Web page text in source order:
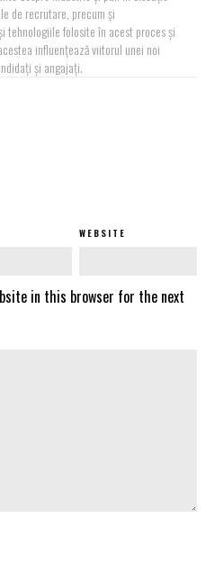
de recrutare, precum și
tehnologiile folosite în acest proces și
influențează viitorul unei noi
și angajați.
WEBSITE
in this browser for the next